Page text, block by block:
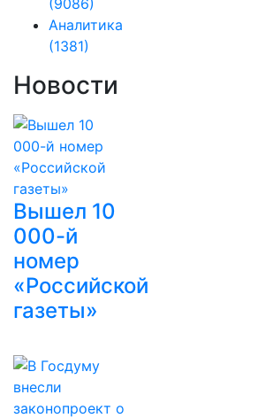
(9086)
Аналитика
(1381)
Новости
Вышел 10
000-й
номер
«Российской
газеты»